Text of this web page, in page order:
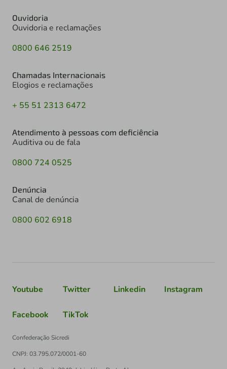
Ouvidoria
Ouvidoria e reclamações
0800 646 2519
Chamadas Internacionais
Elogios e reclamações
+ 55 51 2313 6472
Atendimento à pessoas com deficiência
Auditiva ou de fala
0800 724 0525
Denúncia
Canal de denúncia
0800 602 6918
Youtube Twitter Linkedin Instagram
Facebook TikTok
Confederação Sicredi
CNPJ: 03.795.072/0001-60